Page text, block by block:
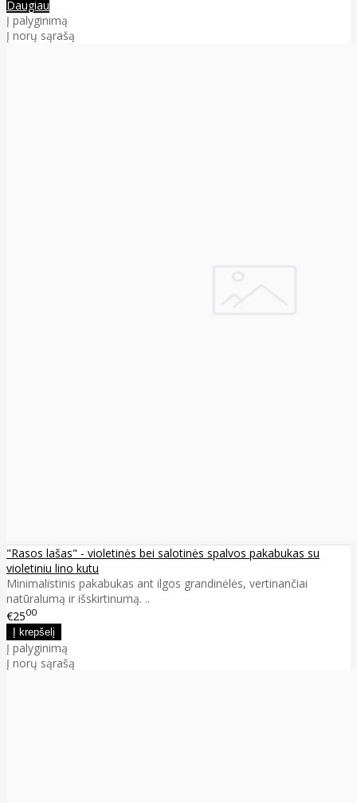
Daugiau
Į palyginimą
Į norų sąrašą
"Rasos lašas" - violetinės bei salotinės spalvos pakabukas su
violetiniu lino kutu
Minimalistinis pakabukas ant ilgos grandinėlės, vertinančiai
natūralumą ir išskirtinumą. ..
€2500
Į palyginimą
Į norų sąrašą